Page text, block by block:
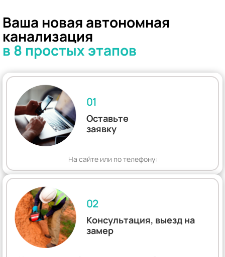
Ваша новая автономная
канализация
в 8 простых этапов
01
Оставьте
заявку
На сайте или по телефону:
02
Консультация, выезд на
замер